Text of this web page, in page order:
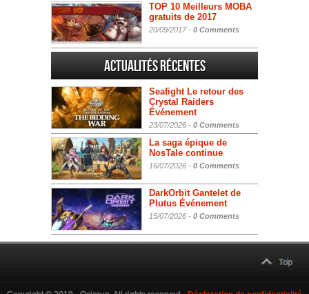
TOP 10 Meilleurs MOBA
gratuits de 2017
20/09/2017 - 0 Comments
Actualités Récentes
Seafight Le retour des
Crystal Raiders
Événement
23/07/2026 - 0 Comments
La saga épique de
NosTale continue
16/07/2026 - 0 Comments
DarkOrbit Gantelet de
Plutus Événement
15/07/2026 - 0 Comments
Top